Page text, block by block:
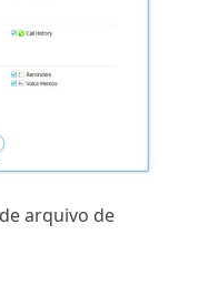
arquivo de